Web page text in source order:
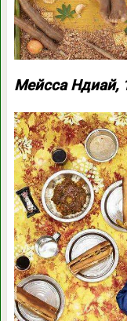
Мейсса Ндиай,